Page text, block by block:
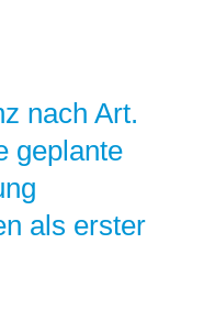
nach Art.
geplante
als erster